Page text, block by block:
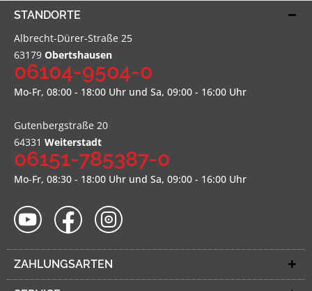
STANDORTE
Albrecht-Dürer-Straße 25
63179 Obertshausen
06104-9504-0
Mo-Fr, 08:00 - 18:00 Uhr und Sa, 09:00 - 16:00 Uhr
Gutenbergstraße 20
64331 Weiterstadt
06151-785387-0
Mo-Fr, 08:30 - 18:00 Uhr und Sa, 09:00 - 16:00 Uhr
ZAHLUNGSARTEN